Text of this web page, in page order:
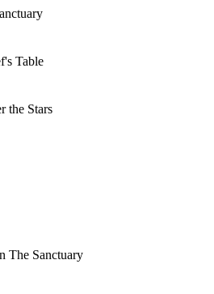
Table
the Stars
The Sanctuary